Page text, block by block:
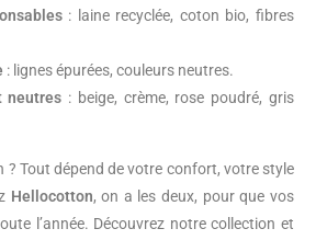
: laine recyclée, coton bio, fibres
: lignes épurées, couleurs neutres.
neutres : beige, crème, rose poudré, gris
? Tout dépend de votre confort, votre style
Hellocotton, on a les deux, pour que vos
l’année. Découvrez notre collection et